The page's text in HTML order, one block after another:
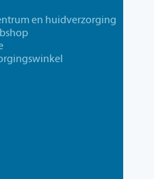
en huidverzorging